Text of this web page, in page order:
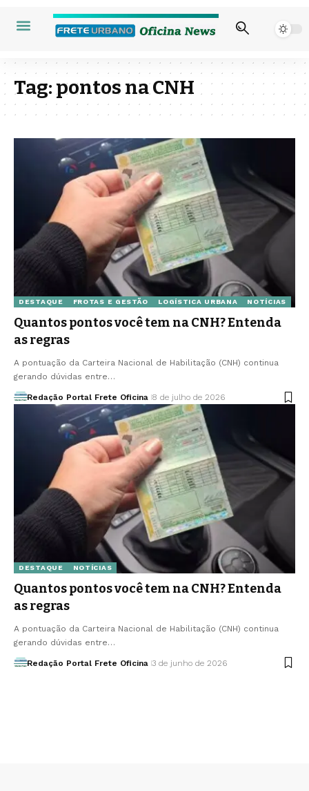
Tag:pontos na CNH
DESTAQUE FROTAS E GESTÃO LOGÍSTICA URBANA NOTÍCIAS
Quantos pontos você tem na CNH? Entenda
as regras
A pontuação da Carteira Nacional de Habilitação (CNH) continua
gerando dúvidas entre…
Redação Portal Frete Oficina 8 de julho de 2026
DESTAQUE NOTÍCIAS
Quantos pontos você tem na CNH? Entenda
as regras
A pontuação da Carteira Nacional de Habilitação (CNH) continua
gerando dúvidas entre…
Redação Portal Frete Oficina 3 de junho de 2026